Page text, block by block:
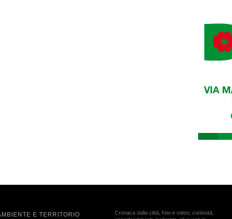
E TERRITORIO
Cronaca dalla città, foto e video, curiosità,